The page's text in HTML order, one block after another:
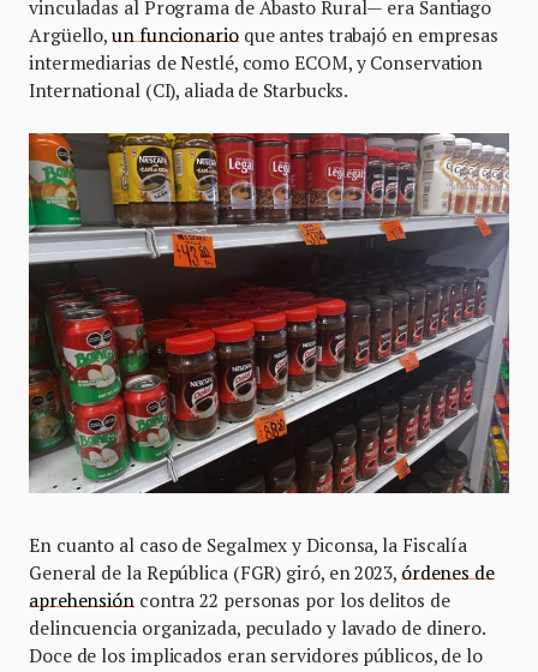
vinculadas al Programa de Abasto Rural— era Santiago
Argüello,un funcionarioque antes trabajó en empresas
intermediarias de Nestlé, como ECOM, y Conservation
International (CI), aliada de Starbucks.
En cuanto al caso de Segalmex y Diconsa, la Fiscalía
General de la República (FGR) giró, en 2023, órdenes de
aprehensión contra 22 personas por los delitos de
delincuencia organizada, peculado y lavado de dinero.
Doce de los implicados eran servidores públicos, de lo